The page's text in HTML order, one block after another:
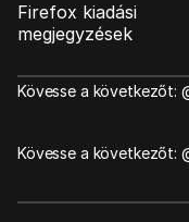
Firefox kiadási
megjegyzések
Kövesse a következőt:
Kövesse a következőt: